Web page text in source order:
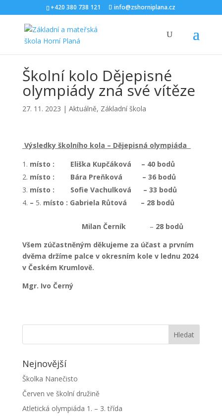
+420 380 738 121 info@zshorniplana.cz
Školní kolo Dějepisné
olympiády zná své vítěze
27. 11. 2023 | Aktuálně, Základní škola
Výsledky školního kola – Dějepisná olympiáda
místo : Eliška Kupčáková – 40 bodů
místo : Bára Preňková – 36 bodů
místo : Sofie Vachulková – 33 bodů
– 5. místo : Gabriela Růtová – 28 bodů
Milan Černík – 28 bodů
Všem zúčastněným děkujeme za účast a prvním
dvěma držíme palce v okresním kole v lednu 2024
v Českém Krumlově.
Mgr. Ivo Černý
Nejnovější
Školka Nanečisto
Červen ve školní družině
Atletická olympiáda 1. – 3. třída